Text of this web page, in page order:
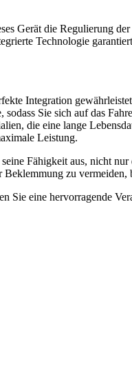
Gerät die Regulierung
Technologie
Integration
Sie sich auf das
die eine lange
Leistung.
Fähigkeit aus, nicht
zu vermeiden,
Sie eine hervorragende